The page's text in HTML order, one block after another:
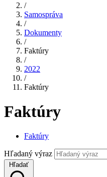
/
Samospráva
/
Dokumenty
/
Faktúry
/
2022
/
Faktúry
Faktúry
Faktúry
Hľadaný výraz
Hľadať